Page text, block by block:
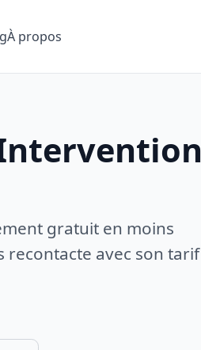
À propos
gratuit en moins
avec son tarif